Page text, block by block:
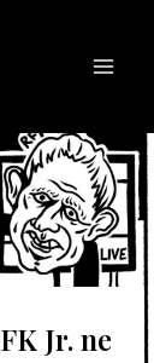
Jr. ne